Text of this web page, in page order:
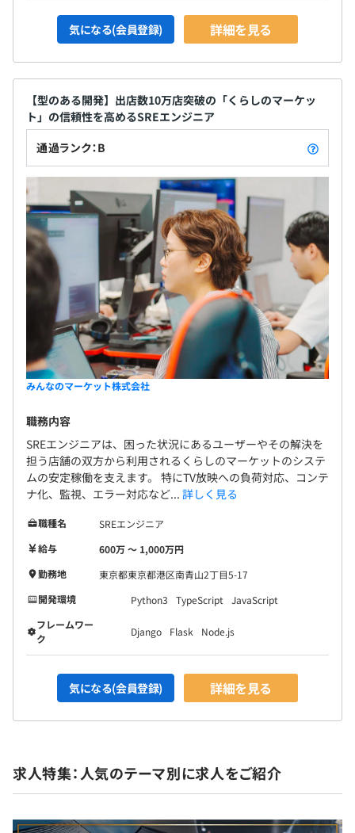
気になる(会員登録) 詳細を見る
【型のある開発】出店数10万店突破の「くらしのマーケッ
ト」の信頼性を高めるSREエンジニア
通過ランク：B
みんなのマーケット株式会社
職務内容
SREエンジニアは、困った状況にあるユーザーやその解決を
担う店舗の双方から利用されるくらしのマーケットのシステ
ムの安定稼働を支えます。 特にTV放映への負荷対応、コンテ
ナ化、監視、エラー対応など... 詳しく見る
職種名
SREエンジニア
給与
600万 〜 1,000万円
勤務地
東京都東京都港区南青山2丁目5-17
開発環境
Python3 TypeScript
JavaScript
フレームワー
ク
Django Flask Node.js
気になる(会員登録) 詳細を見る
求人特集：人気のテーマ別に求人をご紹介